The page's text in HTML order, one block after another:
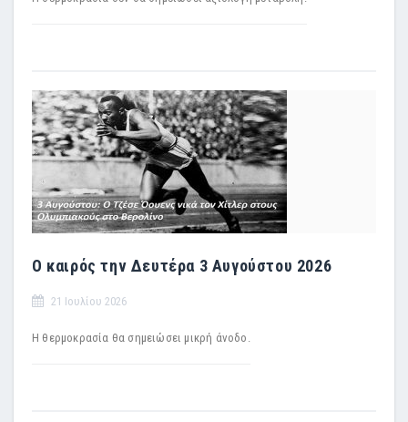
Ο καιρός την Δευτέρα 3 Αυγούστου 2026
21 Ιουλίου 2026
Η θερμοκρασία θα σημειώσει μικρή άνοδο.